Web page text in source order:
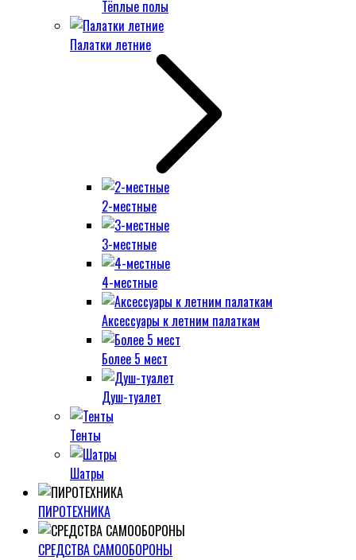
Тёплые полы
Палатки летние
2-местные
3-местные
4-местные
Аксессуары к летним палаткам
Более 5 мест
Душ-туалет
Тенты
Шатры
ПИРОТЕХНИКА
СРЕДСТВА САМООБОРОНЫ